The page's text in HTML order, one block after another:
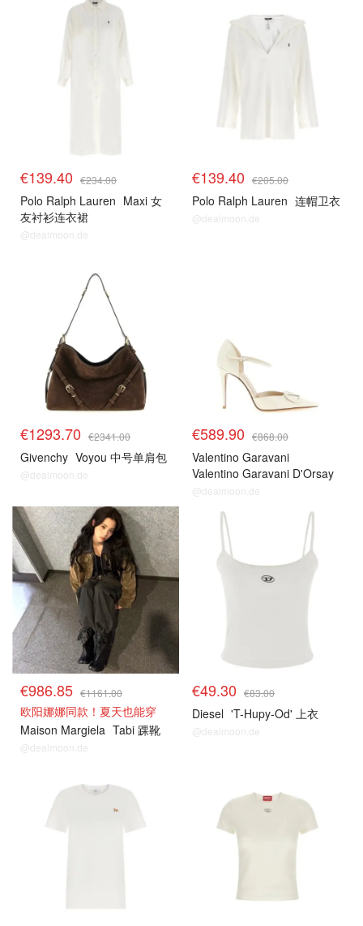
€139.40 €234.00
Polo Ralph Lauren Maxi 女
友衬衫连衣裙
@dealmoon.de
€139.40 €205.00
Polo Ralph Lauren 连帽卫衣
@dealmoon.de
€1293.70 €2341.00
Givenchy Voyou 中号单肩包
@dealmoon.de
€589.90 €868.00
Valentino Garavani
Valentino Garavani D'Orsay
女式高跟鞋
@dealmoon.de
€986.85 €1161.00
欧阳娜娜同款！夏天也能穿
Maison Margiela Tabi 踝靴
@dealmoon.de
€49.30 €83.00
Diesel 'T-Hupy-Od' 上衣
@dealmoon.de